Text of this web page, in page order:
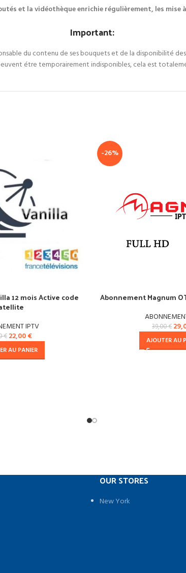
et la vidéothèque enrichie régulièrement, les
Important:
du contenu de ses bouquets et de la disponibilité
étre temporairement indisponibles, cela est
12 mois Active code
IPTV
€ 22,00€
AU PANIER
-26%
Abonnement Magnum
39,00€
AJOUTER AU
OUR STORES
New York